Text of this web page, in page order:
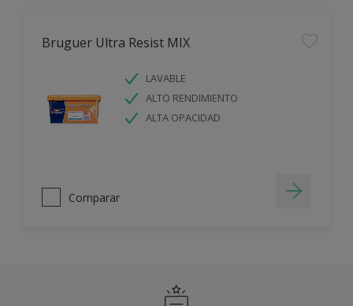
Bruguer Ultra Resist MIX
LAVABLE
ALTO RENDIMIENTO
ALTA OPACIDAD
Comparar